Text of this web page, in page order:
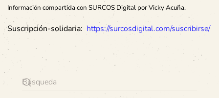
Información compartida con SURCOS Digital porVicky Acuña.
Suscripción-solidaria: https://surcosdigital.com/suscribirse/